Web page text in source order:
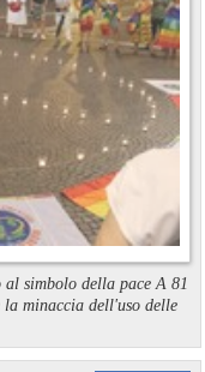
simbolo della pace A 81
minaccia dell'uso delle